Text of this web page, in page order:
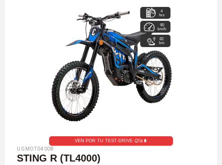
4
hrs
90
km/h
82
km
VEN POR TU TEST-DRIVE 😉🚀🔋
UGMOT04008
STING R (TL4000)